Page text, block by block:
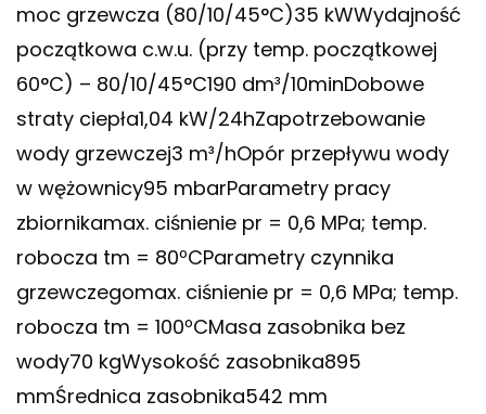
moc grzewcza (80/10/45°C)35 kWWydajność
początkowa c.w.u. (przy temp. początkowej
60°C) – 80/10/45°C190 dm³/10minDobowe
straty ciepła1,04 kW/24hZapotrzebowanie
wody grzewczej3 m³/hOpór przepływu wody
w wężownicy95 mbarParametry pracy
zbiornikamax. ciśnienie pr = 0,6 MPa; temp.
robocza tm = 80ºCParametry czynnika
grzewczegomax. ciśnienie pr = 0,6 MPa; temp.
robocza tm = 100ºCMasa zasobnika bez
wody70 kgWysokość zasobnika895
mmŚrednica zasobnika542 mm